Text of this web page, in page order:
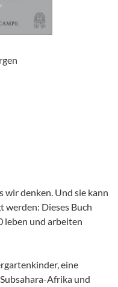
wir denken. Und sie kann
werden: Dieses Buch
leben und arbeiten
eine
Afrika und